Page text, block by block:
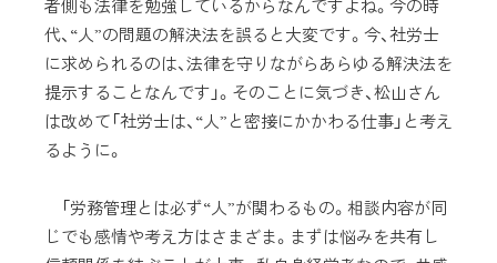
者側も法律を勉強しているからなんですよね。今の時
代、“人”の問題の解決法を誤ると大変です。今、社労士
に求められるのは、法律を守りながらあらゆる解決法を
提示することなんです」。そのことに気づき、松山さん
は改めて「社労士は、“人”と密接にかかわる仕事」と考え
るように。
「労務管理とは必ず“人”が関わるもの。相談内容が同
じでも感情や考え方はさまざま。まずは悩みを共有し